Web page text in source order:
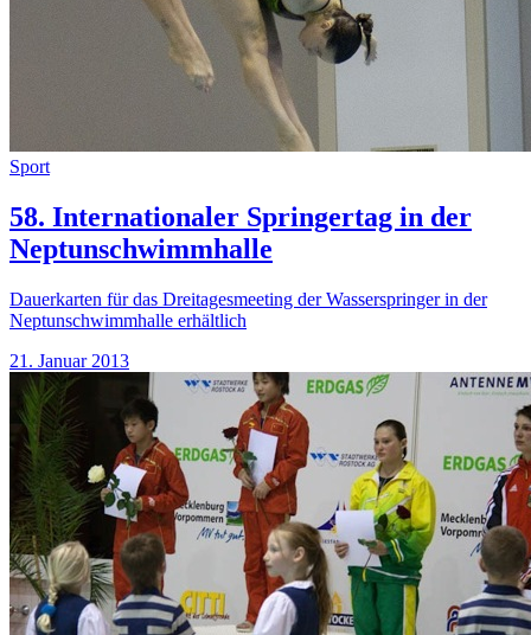
Sport
58. Internationaler Springertag in der
Neptunschwimmhalle
Dauerkarten für das Dreitagesmeeting der Wasserspringer in der
Neptunschwimmhalle erhältlich
21. Januar 2013